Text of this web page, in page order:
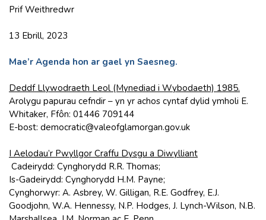
Prif Weithredwr
13 Ebrill, 2023
Mae’r Agenda hon ar gael yn Saesneg.
Deddf Llywodraeth Leol (Mynediad i Wybodaeth) 1985.
Arolygu papurau cefndir – yn yr achos cyntaf dylid ymholi E.
Whitaker, Ffôn: 01446 709144
E-bost: democratic@valeofglamorgan.gov.uk
I Aelodau’r Pwyllgor Craffu Dysgu a Diwylliant
Cadeirydd: Cynghorydd R.R. Thomas;
Is-Gadeirydd: Cynghorydd H.M. Payne;
Cynghorwyr: A. Asbrey, W. Gilligan, R.E. Godfrey, E.J.
Goodjohn, W.A. Hennessy, N.P. Hodges, J. Lynch-Wilson, N.B.